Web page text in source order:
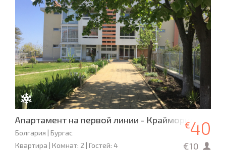
Апартамент на первой линии - Крайморие
Болгария | Бургас
Квартира | Комнат: 2 | Гостей: 4
€40
€10